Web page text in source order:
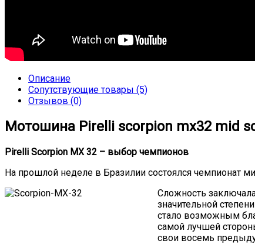
Описание
Сопутствующие товары (5)
Отзывов (0)
Мотошина Pirelli scorpion mx32 mid
Pirelli Scorpion MX 32 – выбор чемпионов
На прошлой неделе в Бразилии состоялся чемпионат
Сложность
значительной
стало возможным
самой лучшей
свои восемь